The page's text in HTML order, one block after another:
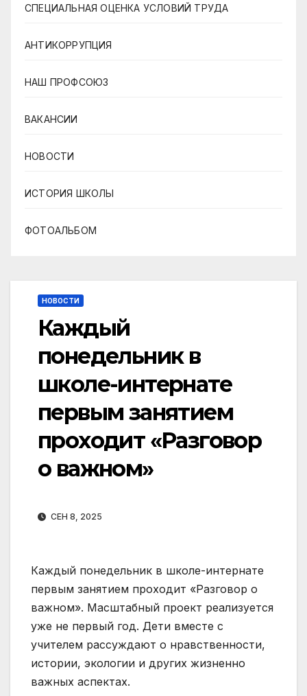
СПЕЦИАЛЬНАЯ ОЦЕНКА УСЛОВИЙ ТРУДА
АНТИКОРРУПЦИЯ
НАШ ПРОФСОЮЗ
ВАКАНСИИ
НОВОСТИ
ИСТОРИЯ ШКОЛЫ
ФОТОАЛЬБОМ
НОВОСТИ
Каждый
понедельник в
школе-интернате
первым занятием
проходит «Разговор
о важном»
СЕН 8, 2025
Каждый понедельник в школе-интернате
первым занятием проходит «Разговор о
важном». Масштабный проект реализуется
уже не первый год. Дети вместе с
учителем рассуждают о нравственности,
истории, экологии и других жизненно
важных аспектах.